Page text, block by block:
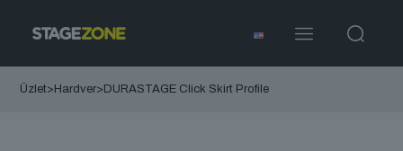
Üzlet> Hardver> DURASTAGE Click Skirt Profile